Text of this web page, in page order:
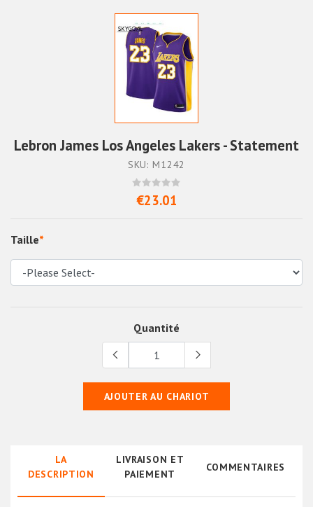
Lebron James Los Angeles Lakers - Statement
SKU: M1242
€23.01
Taille*
Quantité
AJOUTER AU CHARIOT
LA
DESCRIPTION
LIVRAISON ET
PAIEMENT
COMMENTAIRES